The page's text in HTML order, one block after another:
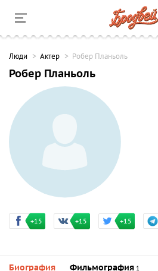
Люди Актер Робер Планьоль
Робер Планьоль
+15 +15 +15
Биография Фильмография 1